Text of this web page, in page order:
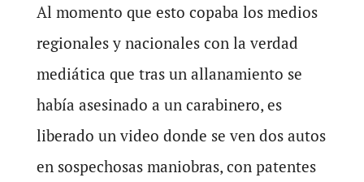
Al momento que esto copaba los medios
regionales y nacionales con la verdad
mediática que tras un allanamiento se
había asesinado a un carabinero, es
liberado un video donde se ven dos autos
en sospechosas maniobras, con patentes